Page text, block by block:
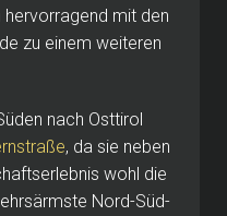
mit den
zu einem weiteren
nach Osttirol
, da sie neben
wohl die
Nord-Süd-